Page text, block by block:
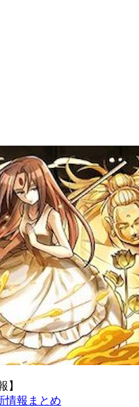
】
情報まとめ